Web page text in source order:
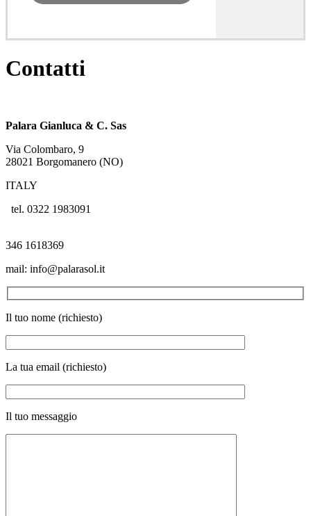
Contatti
Palara Gianluca & C. Sas
Via Colombaro, 9
28021 Borgomanero (NO)
ITALY
tel. 0322 1983091
346 1618369
mail: info@palarasol.it
Il tuo nome (richiesto)
La tua email (richiesto)
Il tuo messaggio